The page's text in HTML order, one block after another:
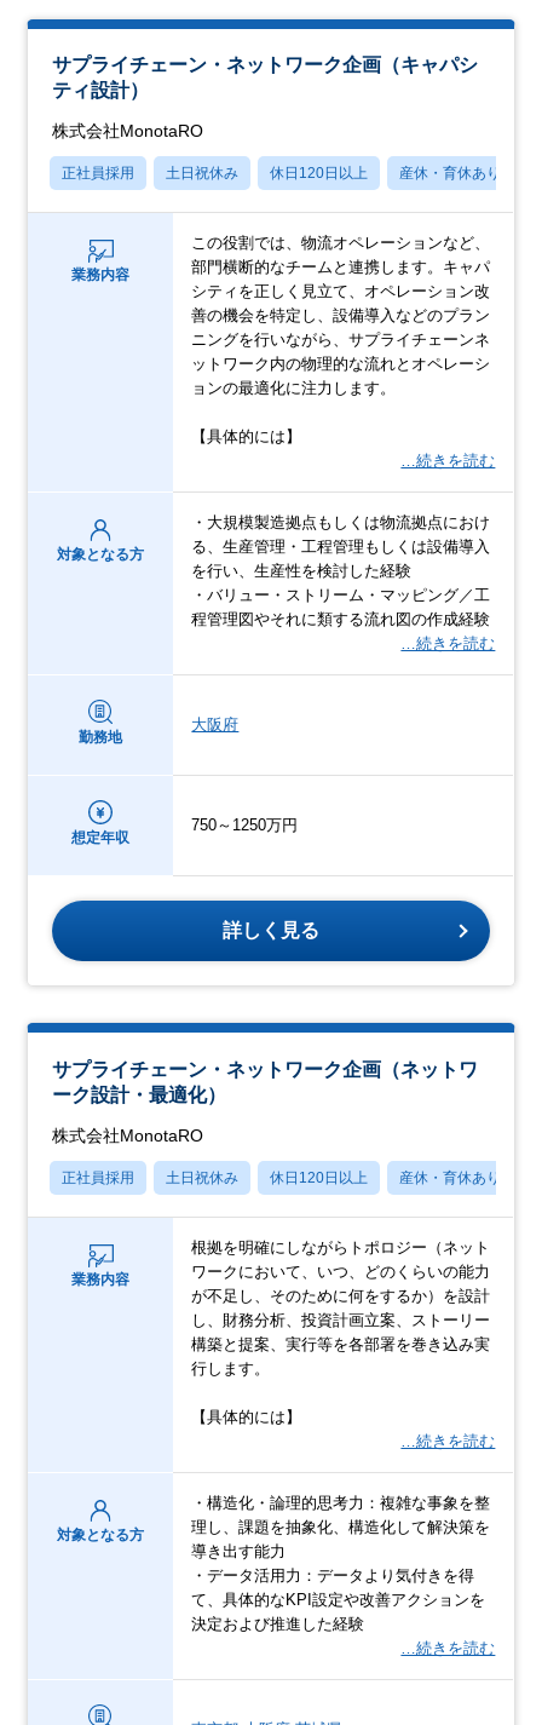
サプライチェーン・ネットワーク企画（キャパシ
ティ設計）
株式会社MonotaRO
正社員採用 土日祝休み 休日120日以上 産休・育休あり
業務内容
この役割では、物流オペレーションなど、
部門横断的なチームと連携します。キャパ
シティを正しく見立て、オペレーション改
善の機会を特定し、設備導入などのプラン
ニングを行いながら、サプライチェーンネ
ットワーク内の物理的な流れとオペレーシ
ョンの最適化に注力します。
【具体的には】
…続きを読む
対象となる方
・大規模製造拠点もしくは物流拠点におけ
る、生産管理・工程管理もしくは設備導入
を行い、生産性を検討した経験
・バリュー・ストリーム・マッピング／工
程管理図やそれに類する流れ図の作成経験
…続きを読む
勤務地
大阪府
想定年収
750～1250万円
詳しく見る
サプライチェーン・ネットワーク企画（ネットワ
ーク設計・最適化）
株式会社MonotaRO
正社員採用 土日祝休み 休日120日以上 産休・育休あり
業務内容
根拠を明確にしながらトポロジー（ネット
ワークにおいて、いつ、どのくらいの能力
が不足し、そのために何をするか）を設計
し、財務分析、投資計画立案、ストーリー
構築と提案、実行等を各部署を巻き込み実
行します。
【具体的には】
…続きを読む
対象となる方
・構造化・論理的思考力：複雑な事象を整
理し、課題を抽象化、構造化して解決策を
導き出す能力
・データ活用力：データより気付きを得
て、具体的なKPI設定や改善アクションを
決定および推進した経験
…続きを読む